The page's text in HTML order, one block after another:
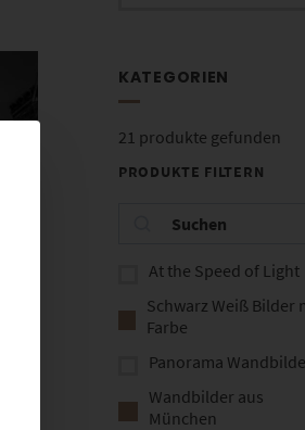
KATEGORIEN
21 produkte gefunden
PRODUKTE FILTERN
At the Speed of Light
Schwarz Weiß Bilder
Farbe
Panorama
Wandbilder aus
München